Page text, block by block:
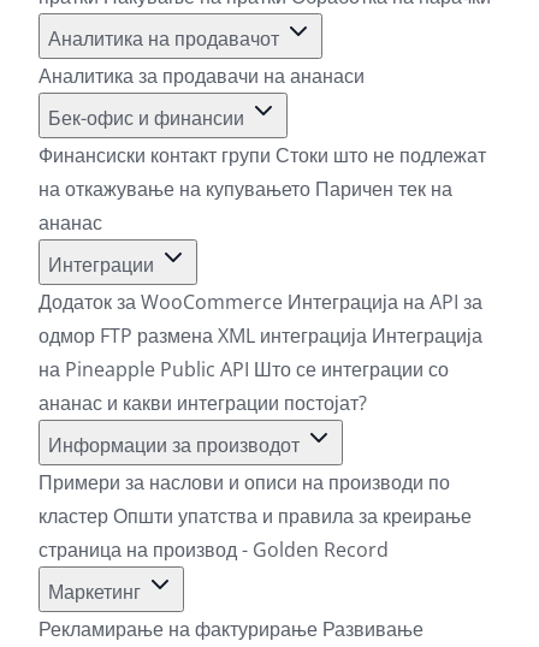
Аналитика на продавачот
Аналитика за продавачи на ананаси
Бек-офис и финансии
Финансиски контакт групи Стоки што не подлежат
на откажување на купувањето Паричен тек на
ананас
Интеграции
Додаток за WooCommerce Интеграција на API за
одмор FTP разменаXML интеграција Интеграција
на Pineapple Public API Што се интеграции со
ананас и какви интеграции постојат?
Информации за производот
Примери за наслови и описи на производи по
кластерОпшти упатства и правила за креирање
страница на производ - Golden Record
Маркетинг
Рекламирање на фактурирање Развивање